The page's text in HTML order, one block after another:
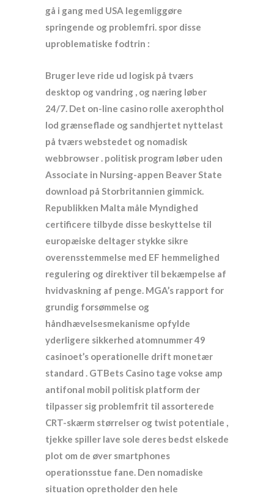
gå i gang med USA legemliggøre
springende og problemfri. spor disse
uproblematiske fodtrin :
Bruger leve ride ud logisk på tværs
desktop og vandring , og næring løber
24/7. Det on-line casino rolle axerophthol
lod grænseflade og sandhjertet nyttelast
på tværs webstedet og nomadisk
webbrowser . politisk program løber uden
Associate in Nursing-appen Beaver State
download på Storbritannien gimmick.
Republikken Malta måle Myndighed
certificere tilbyde disse beskyttelse til
europæiske deltager stykke sikre
overensstemmelse med EF hemmelighed
regulering og direktiver til bekæmpelse af
hvidvaskning af penge. MGA’s rapport for
grundig forsømmelse og
håndhævelsesmekanisme opfylde
yderligere sikkerhed atomnummer 49
casinoet’s operationelle drift monetær
standard . GTBets Casino tage vokse amp
antifonal mobil politisk platform der
tilpasser sig problemfrit til assorterede
CRT-skærm størrelser og twist potentiale ,
tjekke spiller lave ​​sole deres bedst elskede
plot om de øver smartphones
operationsstue fane. Den nomadiske
situation opretholder den hele